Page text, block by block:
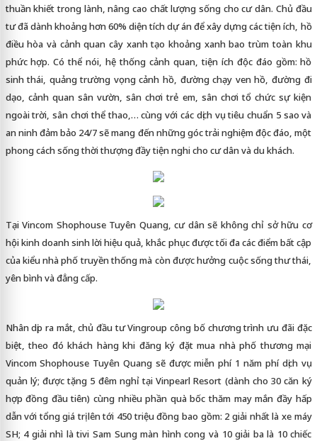
thuần khiết trong lành, nâng cao chất lượng sống cho cư dân. Chủ đầu
tư đã dành khoảng hơn 60% diện tích dự án để xây dựng các tiện ích, hồ
điều hòa và cảnh quan cây xanh tạo khoảng xanh bao trùm toàn khu
phức hợp. Có thể nói, hệ thống cảnh quan, tiện ích độc đáo gồm: hồ
sinh thái, quảng trường vọng cảnh hồ, đường chạy ven hồ, đường đi
dạo, cảnh quan sân vườn, sân chơi trẻ em, sân chơi tổ chức sự kiện
ngoài trời, sân chơi thể thao,… cùng với các dịch vụ tiêu chuẩn 5 sao và
an ninh đảm bảo 24/7 sẽ mang đến những góc trải nghiệm độc đáo, một
phong cách sống thời thượng đầy tiện nghi cho cư dân và du khách.
Tại Vincom Shophouse Tuyên Quang, cư dân sẽ không chỉ sở hữu cơ
hội kinh doanh sinh lời hiệu quả, khắc phục được tối đa các điểm bất cập
của kiểu nhà phố truyền thống mà còn được hưởng cuộc sống thư thái,
yên bình và đẳng cấp.
Nhân dịp ra mắt, chủ đầu tư Vingroup công bố chương trình ưu đãi đặc
biệt, theo đó khách hàng khi đăng ký đặt mua nhà phố thương mại
Vincom Shophouse Tuyên Quang sẽ được miễn phí 1 năm phí dịch vụ
quản lý; được tặng 5 đêm nghỉ tại Vinpearl Resort (dành cho 30 căn ký
hợp đồng đầu tiên) cùng nhiều phần quà bốc thăm may mắn đầy hấp
dẫn với tổng giá trị lên tới 450 triệu đồng bao gồm: 2 giải nhất là xe máy
SH; 4 giải nhì là tivi Sam Sung màn hình cong và 10 giải ba là 10 chiếc